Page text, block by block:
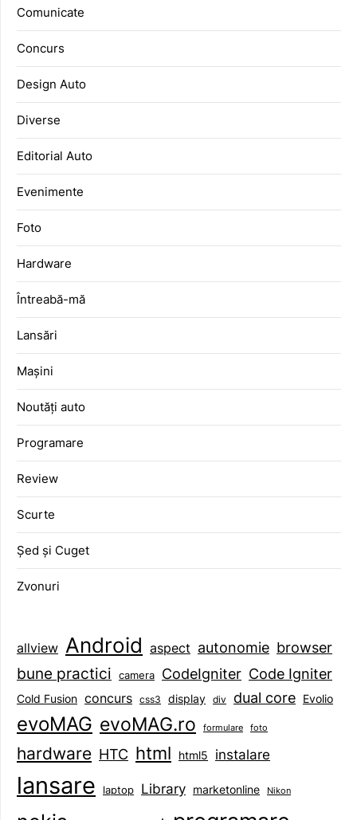
Comunicate
Concurs
Design Auto
Diverse
Editorial Auto
Evenimente
Foto
Hardware
Întreabă-mă
Lansări
Mașini
Noutăți auto
Programare
Review
Scurte
Șed și Cuget
Zvonuri
allview Android aspect autonomie browser
bune practici camera CodeIgniter Code Igniter
Cold Fusion concurs css3 display div dual core Evolio
evoMAG evoMAG.ro formulare foto
hardware HTC html html5 instalare
lansare laptop Library marketonline Nikon